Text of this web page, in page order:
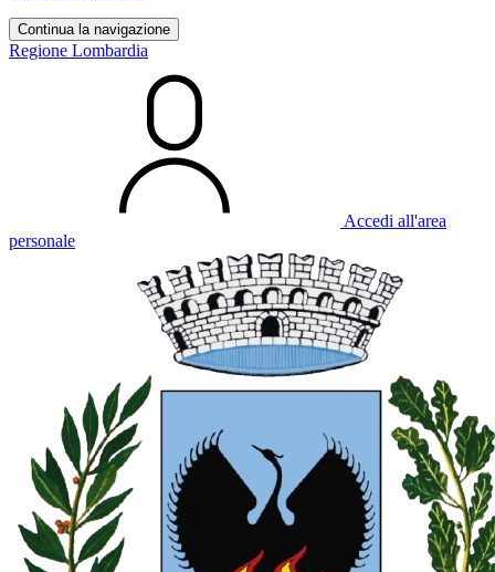
Continua la navigazione
Regione Lombardia
Accedi all'area
personale